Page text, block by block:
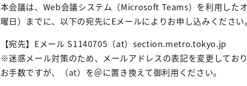
本会議は、Web会議システム（Microsoft Teams）を利用した
曜日）までに、以下の宛先にEメールによりお申し込みください。
【宛先】Eメール S1140705（at）section.metro.tokyo.jp
※迷惑メール対策のため、メールアドレスの表記を変更しており
お手数ですが、（at）を＠に置き換えて御利用ください。